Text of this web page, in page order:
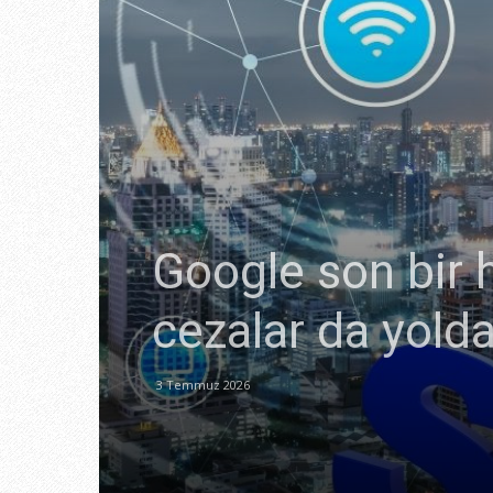
Google son bir
cezalar da
3 Temmuz 2026